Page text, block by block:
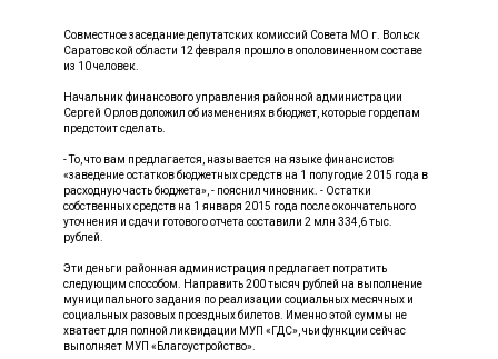
Совместное заседание депутатских комиссий Совета МО г. Вольск
Саратовской области 12 февраля прошло в ополовиненном составе
из 10 человек.
Начальник финансового управления районной администрации
Сергей Орлов доложил об изменениях в бюджет, которые гордепам
предстоит сделать.
- То, что вам предлагается, называется на языке финансистов
«заведение остатков бюджетных средств на 1 полугодие 2015 года в
расходную часть бюджета», - пояснил чиновник. - Остатки
собственных средств на 1 января 2015 года после окончательного
уточнения и сдачи готового отчета составили 2 млн 334,6 тыс.
рублей.
Эти деньги районная администрация предлагает потратить
следующим способом. Направить 200 тысяч рублей на выполнение
муниципального задания по реализации социальных месячных и
социальных разовых проездных билетов. Именно этой суммы не
хватает для полной ликвидации МУП «ГДС», чьи функции сейчас
выполняет МУП «Благоустройство».